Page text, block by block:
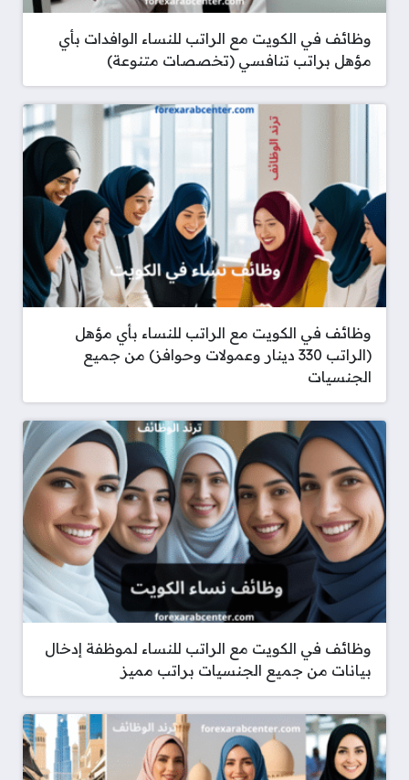
وظائف في الكويت مع الراتب للنساء الوافدات بأي
مؤهل براتب تنافسي (تخصصات متنوعة)
وظائف في الكويت مع الراتب للنساء بأي مؤهل
(الراتب 330 دينار وعمولات وحوافز) من جميع
الجنسيات
وظائف في الكويت مع الراتب للنساء لموظفة إدخال
بيانات من جميع الجنسيات براتب مميز